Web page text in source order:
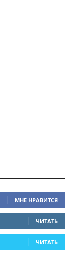
МНЕ НРАВИТСЯ
ЧИТАТЬ
ЧИТАТЬ